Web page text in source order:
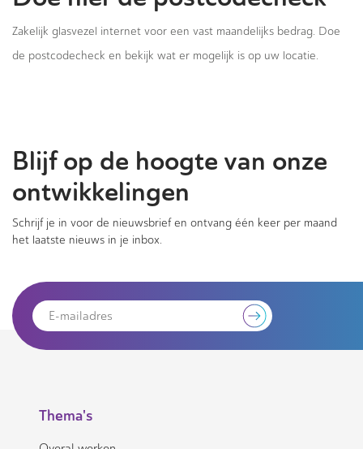
Zakelijk glasvezel internet voor een vast maandelijks bedrag. Doe
de postcodecheck en bekijk wat er mogelijk is op uw locatie.
Blijf op de hoogte van onze
ontwikkelingen
Schrijf je in voor de nieuwsbrief en ontvang één keer per maand
het laatste nieuws in je inbox.
Thema's